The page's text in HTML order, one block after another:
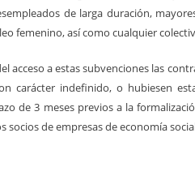
de larga duración,
femenino, así como cualquier
acceso a estas subvenciones las
carácter indefinido, o hubiesen
de 3 meses previos a la
socios de empresas de economía